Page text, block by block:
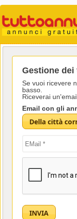
Gestione
Se vuoi ricevere
basso.
Riceverai
Email con gli
Della città